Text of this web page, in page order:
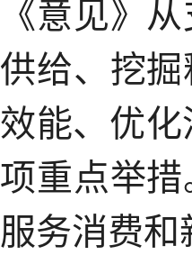
《意见》
供给、挖
效能、优
项重点举
服务消费